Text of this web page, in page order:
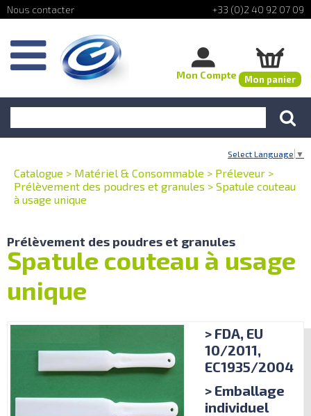
+33 (0)2 40 92 07 09
Mon Compte Mon panier
Select Language ▼
Catalogue > Matériel & Consommable > Préleveur >
Prélèvement des poudres et granules > Spatule couteau
à usage unique
Prélèvement des poudres et granules
Spatule couteau à usage
unique
> FDA, EU
10/2011,
EC1935/2004
> Emballage
individuel